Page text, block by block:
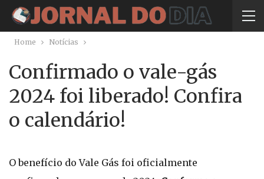
Home Notícias
Confirmado o vale-gás
2024 foi liberado! Confira
o calendário!
O benefício do Vale Gás foi oficialmente